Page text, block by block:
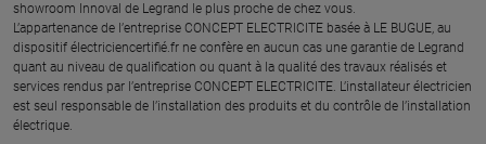
showroom Innoval de Legrand le plus proche de chez vous.​
L’appartenance de l’entreprise CONCEPT ELECTRICITE basée à LE BUGUE, au
dispositif électriciencertifié.fr ne confère en aucun cas une garantie de Legrand
quant au niveau de qualification ou quant à la qualité des travaux réalisés et
services rendus par l’entreprise CONCEPT ELECTRICITE. L’installateur électricien
est seul responsable de l’installation des produits et du contrôle de l’installation
électrique.